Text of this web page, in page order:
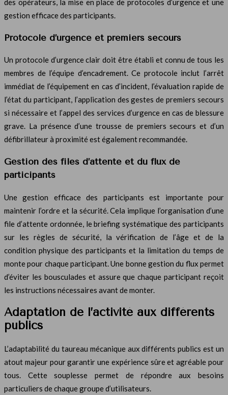
des opérateurs, la mise en place de protocoles d’urgence et une
gestion efficace des participants.
Protocole d’urgence et premiers secours
Un protocole d’urgence clair doit être établi et connu de tous les
membres de l’équipe d’encadrement. Ce protocole inclut l’arrêt
immédiat de l’équipement en cas d’incident, l’évaluation rapide de
l’état du participant, l’application des gestes de premiers secours
si nécessaire et l’appel des services d’urgence en cas de blessure
grave. La présence d’une trousse de premiers secours et d’un
défibrillateur à proximité est également recommandée.
Gestion des files d’attente et du flux de
participants
Une gestion efficace des participants est importante pour
maintenir l’ordre et la sécurité. Cela implique l’organisation d’une
file d’attente ordonnée, le briefing systématique des participants
sur les règles de sécurité, la vérification de l’âge et de la
condition physique des participants et la limitation du temps de
monte pour chaque participant. Une bonne gestion du flux permet
d’éviter les bousculades et assure que chaque participant reçoit
les instructions nécessaires avant de monter.
Adaptation de l’activité aux différents
publics
L’adaptabilité du taureau mécanique aux différents publics est un
atout majeur pour garantir une expérience sûre et agréable pour
tous. Cette souplesse permet de répondre aux besoins
particuliers de chaque groupe d’utilisateurs.